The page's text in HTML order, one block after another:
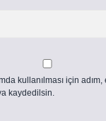
kullanılması için
kaydedilsin.